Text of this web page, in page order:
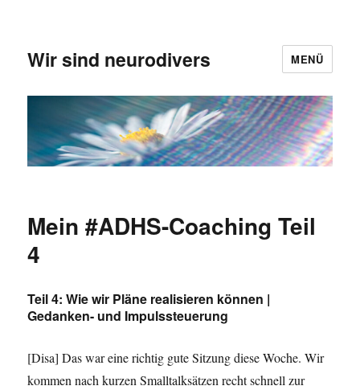
Wir sind neurodivers MENÜ
Mein #ADHS-Coaching Teil
4
Teil 4: Wie wir Pläne realisieren können |
Gedanken- und Impulssteuerung
[Disa] Das war eine richtig gute Sitzung diese Woche. Wir
kommen nach kurzen Smalltalksätzen recht schnell zur